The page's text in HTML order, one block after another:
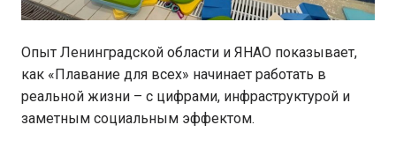
Опыт Ленинградской области и ЯНАО показывает,
как «Плавание для всех» начинает работать в
реальной жизни – с цифрами, инфраструктурой и
заметным социальным эффектом.